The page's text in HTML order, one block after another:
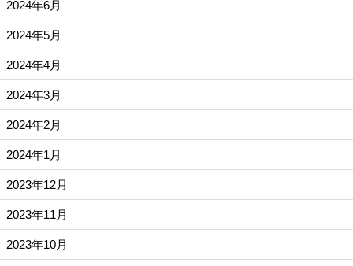
2024年6月
2024年5月
2024年4月
2024年3月
2024年2月
2024年1月
2023年12月
2023年11月
2023年10月